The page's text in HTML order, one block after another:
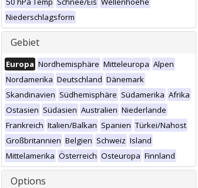
Niederschlagsform
Gebiet
Europa Nordhemisphäre Mitteleuropa Alpen
Nordamerika Deutschland Dänemark
Skandinavien Südhemisphäre Südamerika Afrika
Ostasien Südasien Australien Niederlande
Frankreich Italien/Balkan Spanien Türkei/Nahost
Großbritannien Belgien Schweiz Island
Mittelamerika Österreich Osteuropa Finnland
Options